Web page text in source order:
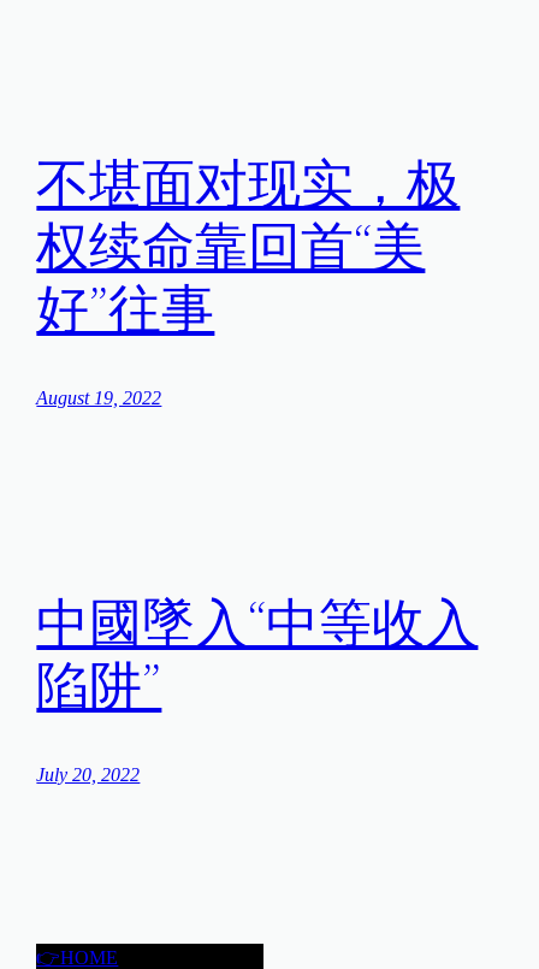
不堪面对现实，极
权续命靠回首“美
好”往事
August 19, 2022
中國墜入“中等收入
陷阱”
July 20, 2022
👉HOME